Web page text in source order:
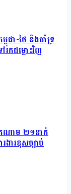
ពុជា-ថៃ និងគាំទ្រ
រកជម្លោះវិញ
តណាម ២១នាក់
ងារខុសច្បាប់